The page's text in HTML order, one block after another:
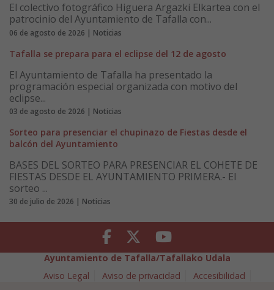
El colectivo fotográfico Higuera Argazki Elkartea con el
patrocinio del Ayuntamiento de Tafalla con...
06 de agosto de 2026 | Noticias
Tafalla se prepara para el eclipse del 12 de agosto
El Ayuntamiento de Tafalla ha presentado la
programación especial organizada con motivo del
eclipse...
03 de agosto de 2026 | Noticias
Sorteo para presenciar el chupinazo de Fiestas desde el
balcón del Ayuntamiento
BASES DEL SORTEO PARA PRESENCIAR EL COHETE DE
FIESTAS DESDE EL AYUNTAMIENTO PRIMERA.- El
sorteo ...
30 de julio de 2026 | Noticias
Facebook Twitter Youtube
Ayuntamiento de Tafalla/Tafallako Udala
Aviso Legal
Aviso de privacidad
Accesibilidad